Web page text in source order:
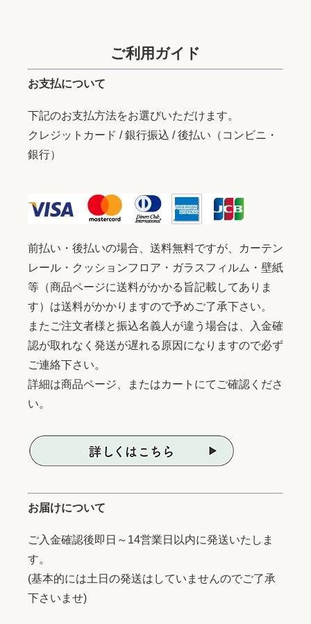
ご利用ガイド
お支払について
下記のお支払方法をお選びいただけます。
クレジットカード / 銀行振込 / 後払い（コンビニ・
銀行）
前払い・後払いの場合、送料無料ですが、カーテン
レール・クッションフロア・ガラスフィルム・壁紙
等（商品ページに送料がかかる旨記載してありま
す）は送料がかかりますので予めご了承下さい。
またご注文者様と振込名義人が違う場合は、入金確
認が取れなく発送が遅れる原因になりますので必ず
ご連絡下さい。
詳細は商品ページ、またはカートにてご確認くださ
い。
お届けについて
ご入金確認後即日～14営業日以内に発送いたしま
す。
(基本的には土日の発送はしていませんのでご了承
下さいませ)